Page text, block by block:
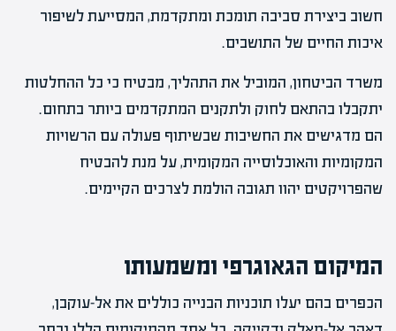
חשוב ביצירת סביבה תומכת ומתקדמת, המסייעת לשיפור
איכות החיים של התושבים.
משרד הביטחון, המוביל את התהליך, מבטיח כי כל ההחלטות
יתקבלו בהתאם לחוק ולתקנים המתקדמים ביותר בתחום.
הם מדגישים את החשיבות שבשיתוף פעולה עם הרשויות
המקומיות והאוכלוסייה המקומית, על מנת להבטיח
שהפרויקטים יהוו תגובה הולמת לצרכים הקיימים.
המיקום הגאוגרפי ומשמעותו
הכפרים בהם יעלו תוכניות הבנייה כוללים את אל-עוקבן,